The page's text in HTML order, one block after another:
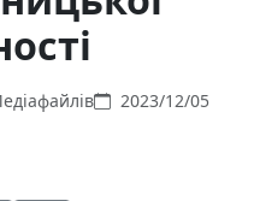
2023/12/05